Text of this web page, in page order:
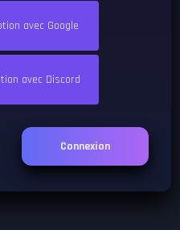
avec Google
avec Discord
Connexion